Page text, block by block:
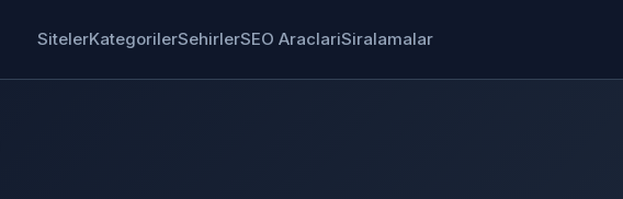
SitelerKategorilerSehirlerSEO AraclariSiralamalar